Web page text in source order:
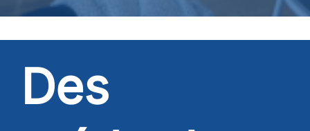
Des